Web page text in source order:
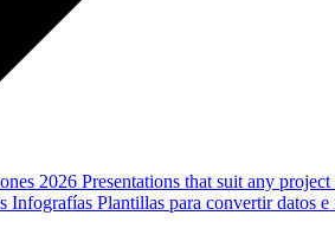
2026 Presentations that suit any project
Infografías Plantillas para convertir datos